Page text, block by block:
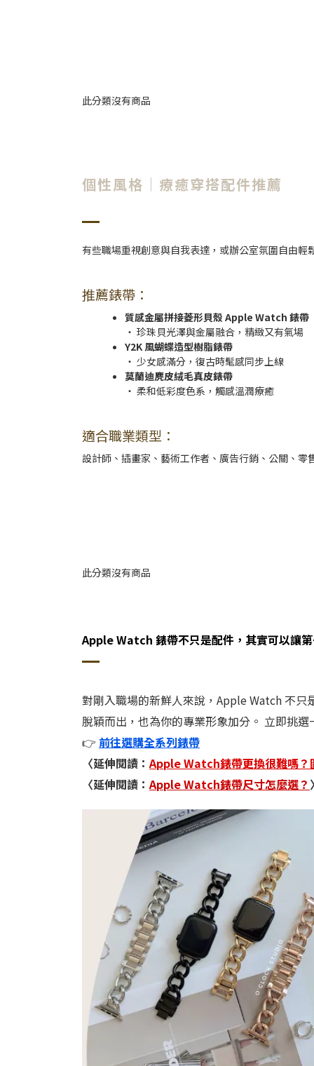
此分類沒有商品
個性風格｜療癒穿搭配件推薦
有些職場重視創意與自我表達，或辦公室氛圍自由
推薦錶帶：
質感金屬拼接菱形貝殼 Apple Watch 錶帶
‧ 珍珠貝光澤與金屬融合，精緻又有氣場
Y2K 風蝴蝶造型樹脂錶帶
‧ 少女感滿分，復古時髦感同步上線
莫蘭迪麂皮絨毛真皮錶帶
‧ 柔和低彩度色系，觸感溫潤療癒
適合職業類型：
設計師、插畫家、藝術工作者、廣告行銷、公關、零
此分類沒有商品
Apple Watch 錶帶不只是配件，其實可以讓
對剛入職場的新鮮人來說，Apple Watch 不
脫穎而出，也為你的專業形象加分。 立即挑
👉 前往選購全系列錶帶
〈延伸閱讀：Apple Watch錶帶更換很難嗎？
〈延伸閱讀：Apple Watch錶帶尺寸怎麼選？